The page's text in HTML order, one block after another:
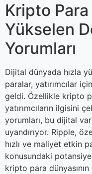
Kripto Para
Yükselen
Yorumları
Dijital dünyada hızla
paralar, yatırımcılar
geldi. Özellikle kripto
yatırımcıların ilgisini
yorumları, bu dijital
uyandırıyor. Ripple,
hızlı ve maliyet etkin
konusundaki
kripto para dünyasının